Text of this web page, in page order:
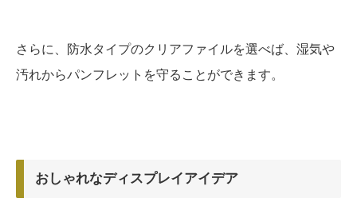
さらに、防水タイプのクリアファイルを選べば、湿気や
汚れからパンフレットを守ることができます。
おしゃれなディスプレイアイデア